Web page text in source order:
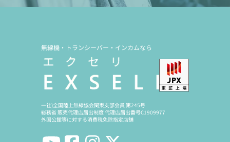
無線機・トランシーバー・インカムなら
一社)全国陸上無線協会関東支部会員 第245号
総務省 販売代理店届出制度 代理店届出番号C1909977
外国公館等に対する消費税免除指定店舗